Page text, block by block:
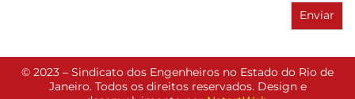
© 2023 – Sindicato dos Engenheiros no Estado do Rio de
Janeiro. Todos os direitos reservados. Design e